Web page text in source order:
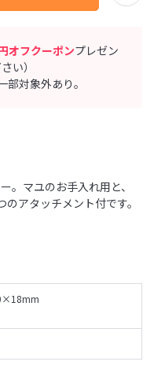
オフクーポンプレゼン
い）
対象外あり。
。マユのお手入れ用と、
アタッチメント付です。